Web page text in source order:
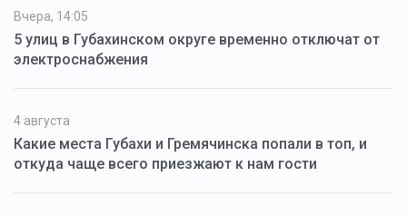
Вчера, 14:05
5 улиц в Губахинском округе временно отключат от
электроснабжения
4 августа
Какие места Губахи и Гремячинска попали в топ, и
откуда чаще всего приезжают к нам гости